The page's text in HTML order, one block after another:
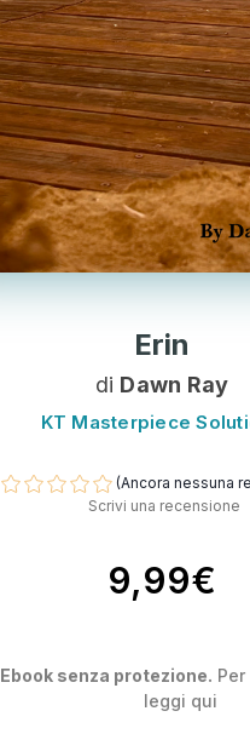
Erin
di Dawn Ray
KT Masterpiece
(Ancora nessuna
Scrivi una recensione
9,99€
Ebook senza protezione.
leggi qui